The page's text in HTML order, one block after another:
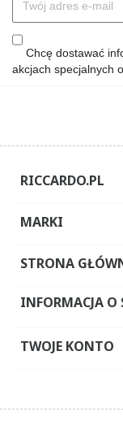
Chcę dostawać
akcjach specjalnych
RICCARDO.PL
MARKI
STRONA
INFORMACJA O
TWOJE KONTO